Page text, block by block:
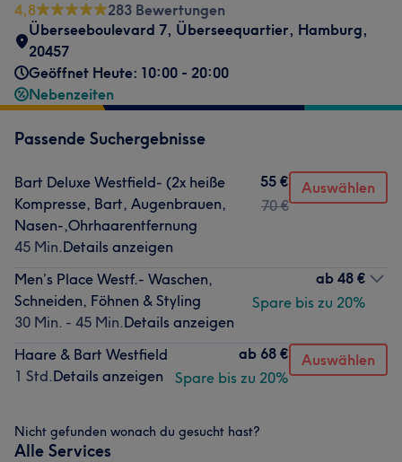
4,8
283 Bewertungen
Überseeboulevard 7, Überseequartier, Hamburg,
20457
Geöffnet Heute: 10:00 - 20:00
Nebenzeiten
Passende Suchergebnisse
Bart Deluxe Westfield- (2x heiße
Kompresse, Bart, Augenbrauen,
Nasen-,Ohrhaarentfernung
45 Min.Details anzeigen
55 €
70 €
Auswählen
Men’s Place Westf.- Waschen,
Schneiden, Föhnen & Styling
30 Min. - 45 Min.Details anzeigen
ab 48 €
Spare bis zu 20%
Haare & Bart Westfield
1 Std.Details anzeigen
ab 68 €
Spare bis zu 20%
Auswählen
Nicht gefunden wonach du gesucht hast?
Alle Services